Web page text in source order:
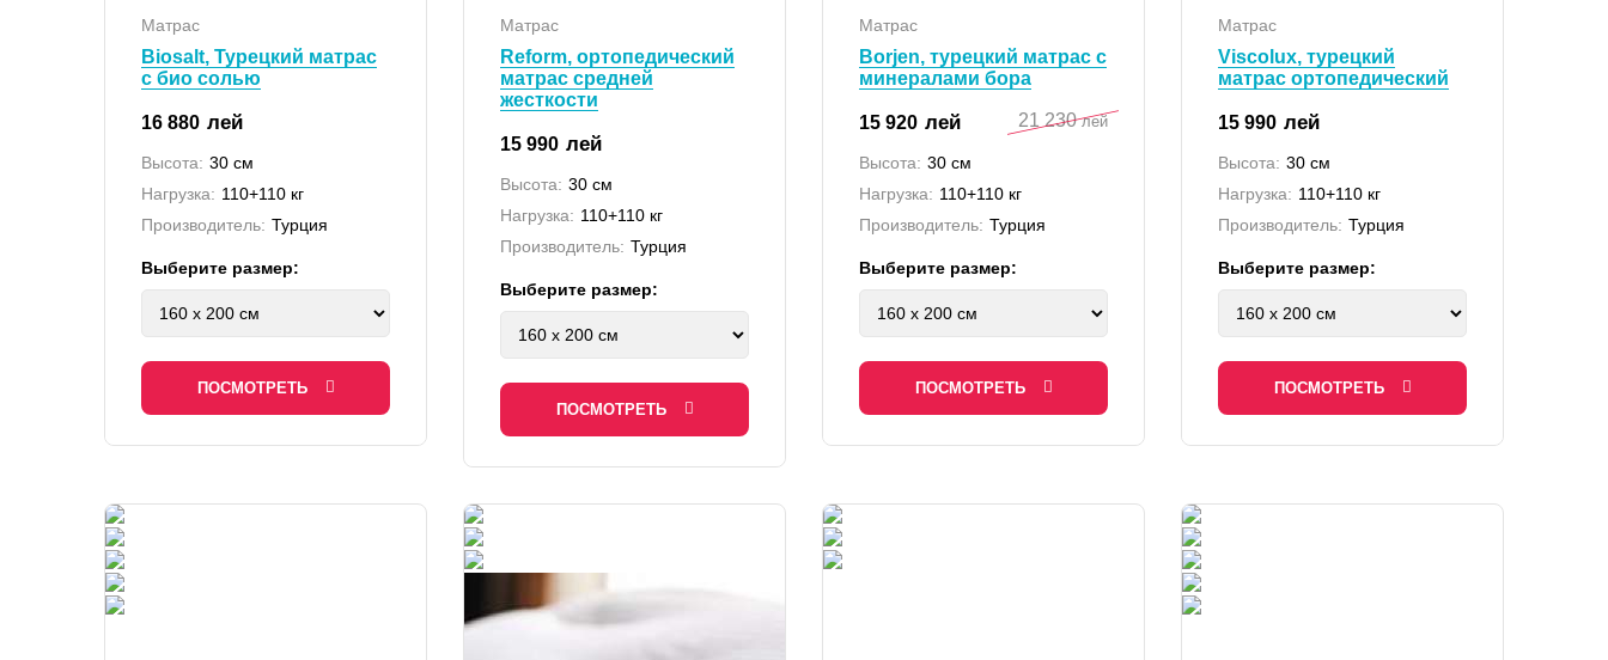
Матрас
Biosalt, Турецкий матрас
с био солью
16 880 лей
Высота: 30 см
Нагрузка: 110+110 кг
Производитель: Турция
Выберите размер:
ПОСМОТРЕТЬ
Матрас
Reform, ортопедический
матрас средней
жесткости
15 990 лей
Высота: 30 см
Нагрузка: 110+110 кг
Производитель: Турция
Выберите размер:
ПОСМОТРЕТЬ
Матрас
Borjen, турецкий матрас с
минералами бора
15 920 лей 21 230 лей
Высота: 30 см
Нагрузка: 110+110 кг
Производитель: Турция
Выберите размер:
ПОСМОТРЕТЬ
Матрас
Viscolux, турецкий
матрас ортопедический
15 990 лей
Высота: 30 см
Нагрузка: 110+110 кг
Производитель: Турция
Выберите размер:
ПОСМОТРЕТЬ